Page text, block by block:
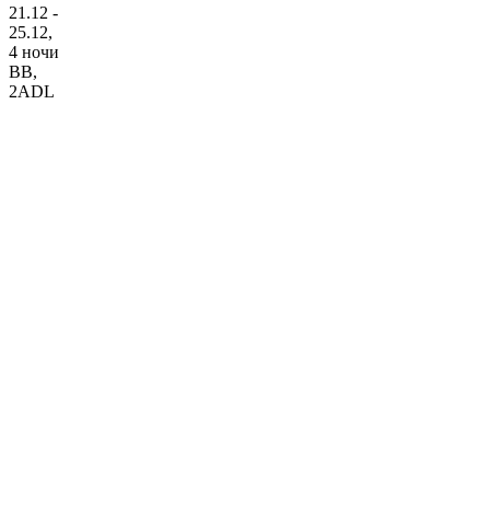
21.12 -
25.12,
4 ночи
BB,
2ADL